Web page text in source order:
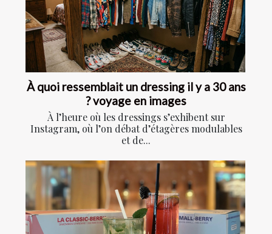
À quoi ressemblait un dressing il y a 30 ans
? voyage en images
À l’heure où les dressings s’exhibent sur
Instagram, où l’on débat d’étagères modulables
et de...